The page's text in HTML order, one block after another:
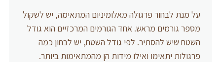
על מנת לבחור פרגולה מאלומיניום המתאימה, יש לשקול
מספר גורמים מראש. אחד הגורמים המרכזיים הוא גודל
השטח שיש להסתיר. לפי גודל השטח, יש לבחון כמה
פרגולות יתאימו ואילו מידות הן מהמתאימות ביותר.